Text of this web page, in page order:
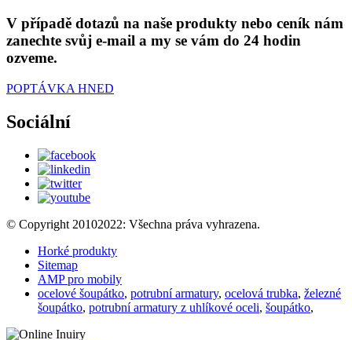
V případě dotazů na naše produkty nebo ceník nám
zanechte svůj e-mail a my se vám do 24 hodin
ozveme.
POPTÁVKA HNED
Sociální
© Copyright 20102022: Všechna práva vyhrazena.
Horké produkty
Sitemap
AMP pro mobily
ocelové šoupátko, potrubní armatury, ocelová trubka, železné
šoupátko, potrubní armatury z uhlíkové oceli, šoupátko,